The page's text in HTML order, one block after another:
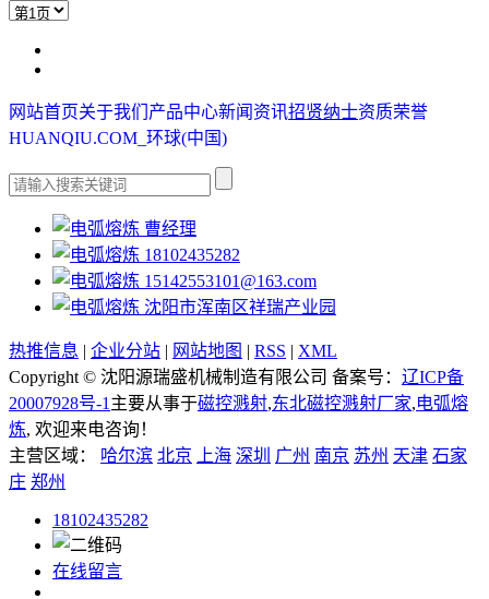
网站首页关于我们 产品中心新闻资讯招贤纳士资质荣誉
HUANQIU.COM_环球(中国)
曹经理
18102435282
15142553101@163.com
沈阳市浑南区祥瑞产业园
热推信息 | 企业分站 | 网站地图 | RSS | XML
Copyright © 沈阳源瑞盛机械制造有限公司 备案号： 辽ICP备
20007928号-1 主要从事于磁控溅射,东北磁控溅射厂家,电弧熔
炼, 欢迎来电咨询！
主营区域： 哈尔滨 北京 上海 深圳 广州 南京 苏州 天津 石家
庄 郑州
18102435282
在线留言